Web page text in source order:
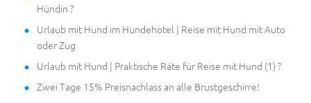
Hündin ?
Urlaub mit Hund im Hundehotel | Reise mit Hund mit Auto
oder Zug
Urlaub mit Hund | Praktische Räte für Reise mit Hund (1) ?
Zwei Tage 15% Preisnachlass an alle Brustgeschirre!